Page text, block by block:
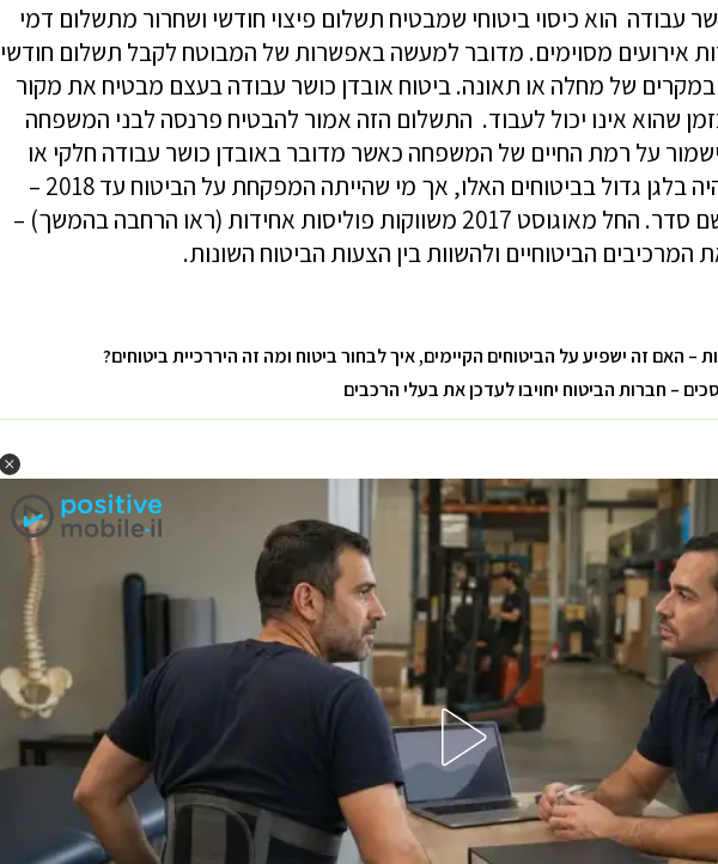
עבודה הוא כיסוי ביטוחי שמבטיח תשלום פיצוי חודשי ושחרור מתשלום דמי
אירועים מסוימים. מדובר למעשה באפשרות של המבוטח לקבל תשלום חודשי
של מחלה או תאונה. ביטוח אובדן כושר עבודה בעצם מבטיח את מקור
שהוא אינו יכול לעבוד. התשלום הזה אמור להבטיח פרנסה לבני המשפחה
על רמת החיים של המשפחה כאשר מדובר באובדן כושר עבודה חלקי או
מלא. חשוב להדגיש – היה בלגן גדול בביטוחים האלו, אך מי שהייתה המפקחת על הביטוח עד 2018 –
דורית סלינגר, עשתה שם סדר. החל מאוגוסט 2017 משווקות פוליסות אחידות (ראו הרחבה בהמשך) –
המרכיבים הביטוחיים ולהשוות בין הצעות הביטוח השונות.
– האם זה ישפיע על הביטוחים הקיימים, איך לבחור ביטוח ומה זה היררכיית ביטוחים?
– חברות הביטוח יחויבו לעדכן את בעלי הרכבים